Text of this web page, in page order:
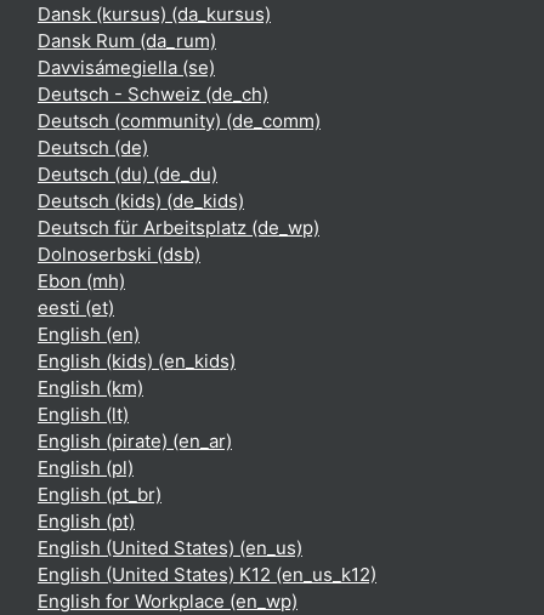
Dansk (kursus) ‎(da_kursus)‎
Dansk Rum ‎(da_rum)‎
Davvisámegiella ‎(se)‎
Deutsch - Schweiz ‎(de_ch)‎
Deutsch (community) ‎(de_comm)‎
Deutsch ‎(de)‎
Deutsch (du) ‎(de_du)‎
Deutsch (kids) ‎(de_kids)‎
Deutsch für Arbeitsplatz ‎(de_wp)‎
Dolnoserbski ‎(dsb)‎
Ebon ‎(mh)‎
eesti ‎(et)‎
English ‎(en)‎
English (kids) ‎(en_kids)‎
English ‎(km)‎
English ‎(lt)‎
English (pirate) ‎(en_ar)‎
English ‎(pl)‎
English ‎(pt_br)‎
English ‎(pt)‎
English (United States) ‎(en_us)‎
English (United States) K12 ‎(en_us_k12)‎
English for Workplace ‎(en_wp)‎